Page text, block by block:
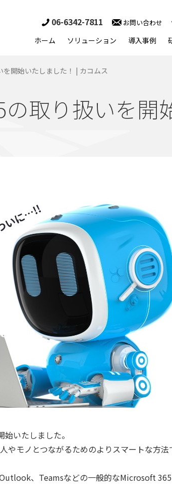
ホーム ソリューション 導入事例
06-6342-7811 お問い合わせ
開始いたしました！ | カコムス
取り扱いを開
いたしました。
やモノとつながるためのよりスマートな方法
、Teamsなどの一般的なMicrosoft